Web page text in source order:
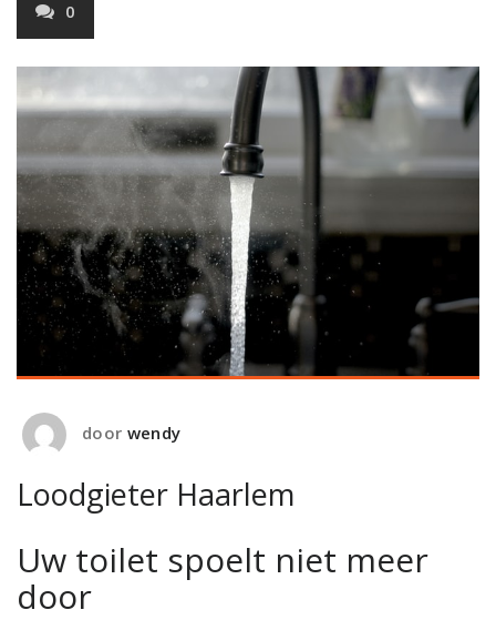
0
door wendy
Loodgieter Haarlem
Uw toilet spoelt niet meer
door